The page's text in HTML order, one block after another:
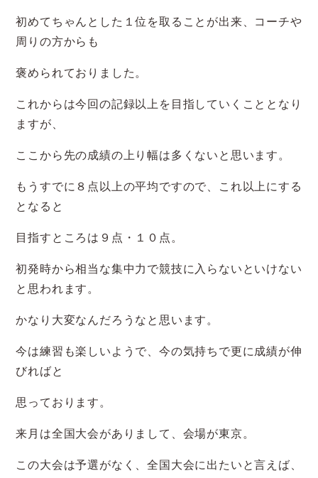
初めてちゃんとした１位を取ることが出来、コーチや
周りの方からも
褒められておりました。
これからは今回の記録以上を目指していくこととなり
ますが、
ここから先の成績の上り幅は多くないと思います。
もうすでに８点以上の平均ですので、これ以上にする
となると
目指すところは９点・１０点。
初発時から相当な集中力で競技に入らないといけない
と思われます。
かなり大変なんだろうなと思います。
今は練習も楽しいようで、今の気持ちで更に成績が伸
びればと
思っております。
来月は全国大会がありまして、会場が東京。
この大会は予選がなく、全国大会に出たいと言えば、